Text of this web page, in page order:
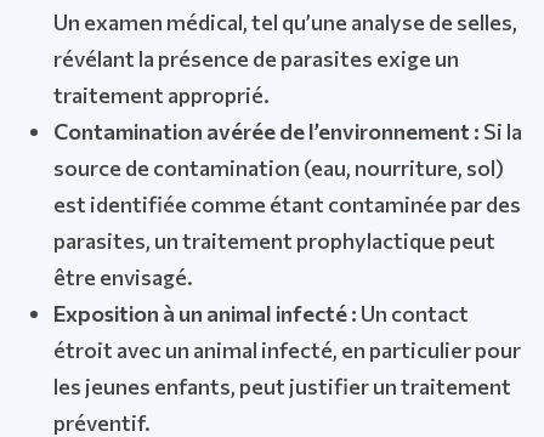
Un examen médical, tel qu’une analyse de selles,
révélant la présence de parasites exige un
traitement approprié.
Contamination avérée de l’environnement : Si la
source de contamination (eau, nourriture, sol)
est identifiée comme étant contaminée par des
parasites, un traitement prophylactique peut
être envisagé.
Exposition à un animal infecté : Un contact
étroit avec un animal infecté, en particulier pour
les jeunes enfants, peut justifier un traitement
préventif.